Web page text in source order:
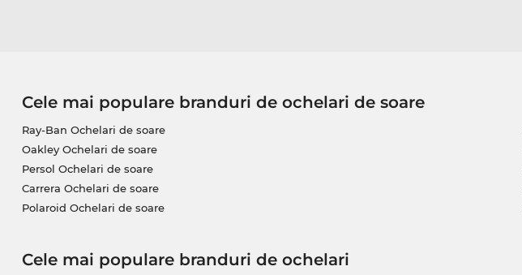
Cele mai populare branduri de ochelari de soare
Ray-Ban Ochelari de soare
Oakley Ochelari de soare
Persol Ochelari de soare
Carrera Ochelari de soare
Polaroid Ochelari de soare
Cele mai populare branduri de ochelari